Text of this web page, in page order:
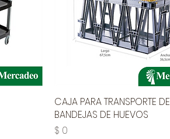
CAJA PARA TRANSPORTE DE
BANDEJAS DE HUEVOS
Precio
$ 0